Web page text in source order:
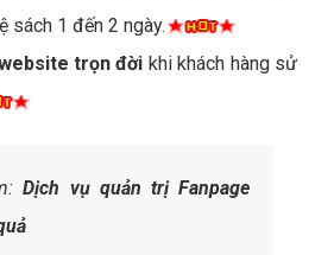
sách 1 đến 2 ngày.
trọn đời khi khách hàng sử
Dịch vụ quản trị Fanpage